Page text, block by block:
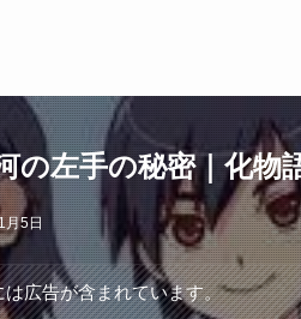
の左手の秘密｜化物
5日
広告が含まれています。